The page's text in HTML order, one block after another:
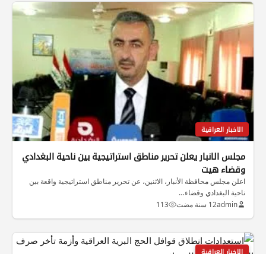
الاخبار العراقية
مجلس الانبار يعلن تحرير مناطق استراتيجية بين ناحية البغدادي
وقضاء هيت
اعلن مجلس محافظة الأنبار، الاثنين، عن تحرير مناطق استراتيجية واقعة بين
ناحية البغدادي وقضاء…
admin12 سنة مضت 113
الاخبار العراقية